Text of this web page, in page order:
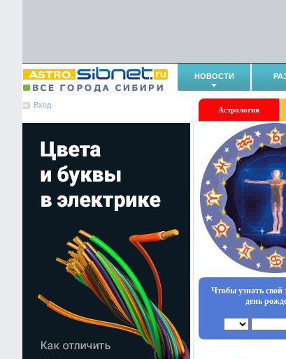
НОВОСТИ
Вход
Астрология
Чтобы узнать свой
день